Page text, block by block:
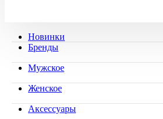
Новинки
Бренды
Мужское
Женское
Аксессуары